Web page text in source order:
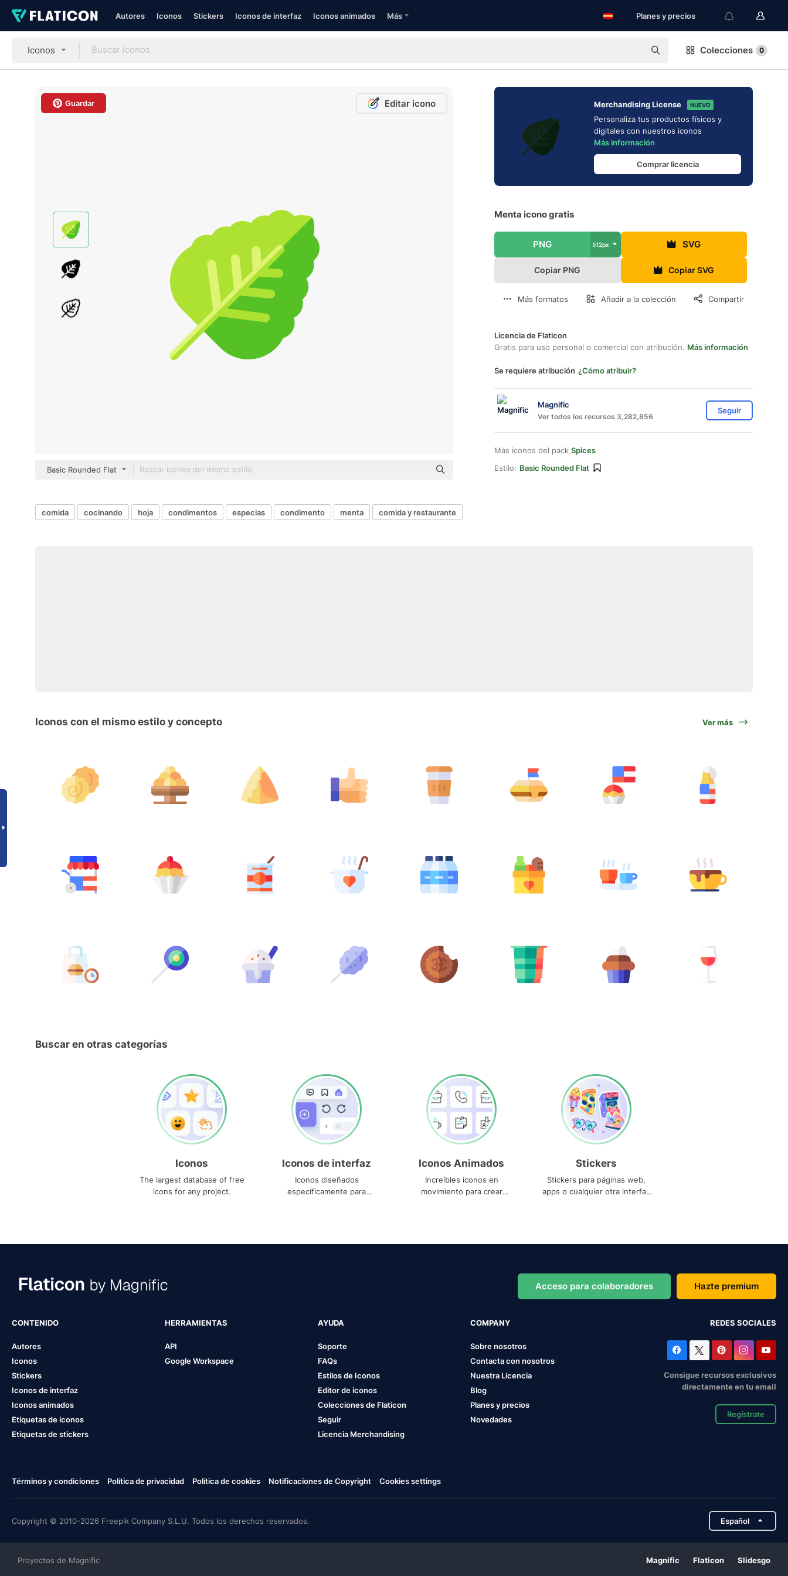
Autores Iconos Stickers Iconos de interfaz Iconos animados Más Planes y precios
Iconos Colecciones 0
Guardar Editar icono
Basic Rounded Flat
Merchandising License NUEVO
Personaliza tus productos físicos y
digitales con nuestros iconos
Más información
Comprar licencia
Menta icono gratis
PNG 512px SVG
Copiar PNG Copiar SVG
Más formatos Añadir a la colección Compartir
Licencia de Flaticon
Gratis para uso personal o comercial con atribución. Más información
Se requiere atribución ¿Cómo atribuir?
Magnific
Ver todos los recursos 3,282,856
Seguir
Más iconos del pack Spices
Estilo: Basic Rounded Flat
comida cocinando hoja condimentos especias condimento menta comida y restaurante
Iconos con el mismo estilo y concepto Ver más
Buscar en otras categorías
Iconos
The largest database of free
icons for any project.
Iconos de interfaz
Iconos diseñados
específicamente para
Iconos Animados
Increíbles iconos en
movimiento para crear
Stickers
Stickers para páginas web,
apps o cualquier otra interfaz
Acceso para colaboradores Hazte premium
CONTENIDO
Autores
Iconos
Stickers
Iconos de interfaz
Iconos animados
Etiquetas de iconos
Etiquetas de stickers
HERRAMIENTAS
API
Google Workspace
AYUDA
Soporte
FAQs
Estilos de Iconos
Editor de iconos
Colecciones de Flaticon
Seguir
Licencia Merchandising
COMPANY
Sobre nosotros
Contacta con nosotros
Nuestra Licencia
Blog
Planes y precios
Novedades
REDES SOCIALES
Consigue recursos exclusivos
directamente en tu email
Regístrate
Términos y condiciones Política de privacidad Política de cookies Notificaciones de Copyright Cookies settings
Copyright © 2010-2026 Freepik Company S.L.U. Todos los derechos reservados. Español
Proyectos de Magnific Magnific Flaticon Slidesgo